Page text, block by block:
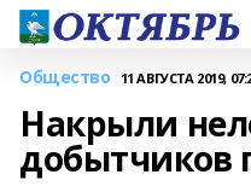
Общество 11 АВГУСТА 2019,
Накрыли
добытчиков